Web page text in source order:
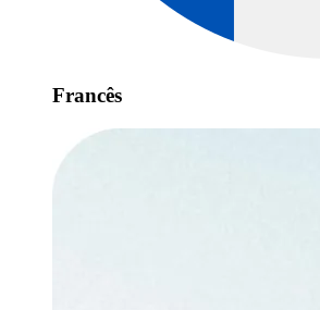
Francês